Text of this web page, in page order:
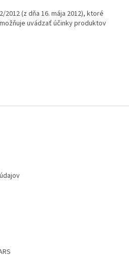
2012 (z dňa 16. mája 2012), ktoré
uvádzať účinky produktov